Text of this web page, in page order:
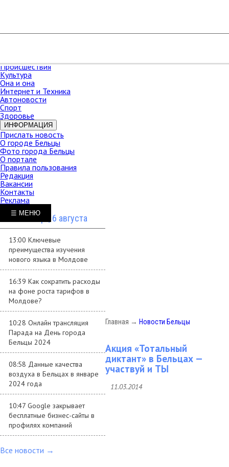
В мире
Происшествия
Культура
Она и она
Интернет и Техника
Автоновости
Спорт
Здоровье
ИНФОРМАЦИЯ
Прислать новость
О городе Бельцы
Фото города Бельцы
О портале
Правила пользования
Редакция
Вакансии
Контакты
Реклама
Четверг, 6 августа
13:00 Ключевые
преимущества изучения
нового языка в Молдове
16:39 Как сократить расходы
на фоне роста тарифов в
Молдове?
10:28 Онлайн трансляция
Парада на День города
Бельцы 2024
08:58 Данные качества
воздуха в Бельцах в январе
2024 года
10:47 Google закрывает
бесплатные бизнес-сайты в
профилях компаний
Все новости →
☰ МЕНЮ
Главная → Новости Бельцы
Акция «Тотальный
диктант» в Бельцах —
участвуй и ТЫ
11.03.2014